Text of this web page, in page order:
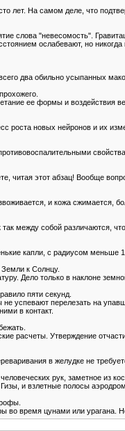
лет. На самом деле, что
слова "невесомость".
ослабевают, но
два обильно усыпанных
ее формы и воздействия
роста новых нейронов и их
читая этот абзац! Вообще
и кожа сжимается,
между собой различаются,
капли, с радиусом
к Солнцу.
Дело только в наклоне
пяти секунд.
успевают перелезать на
в контакт.
расчеты. Утверждение
в желудке не
рук, заметное из
и взлетные полосы
во время цунами или урагана.